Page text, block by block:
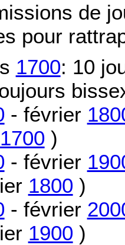
de
pour
1700: 10
- février
1700 )
- février
1800 )
- février
1900 )